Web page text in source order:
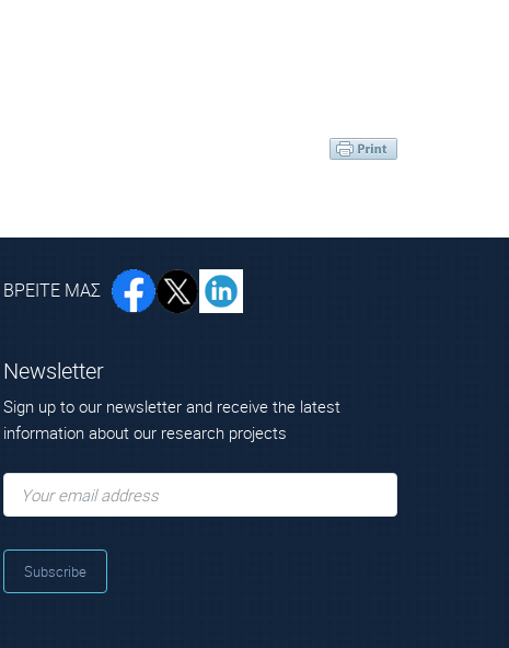
ΒΡΕΙΤΕ ΜΑΣ
Newsletter
Sign up to our newsletter and receive the latest
information about our research projects